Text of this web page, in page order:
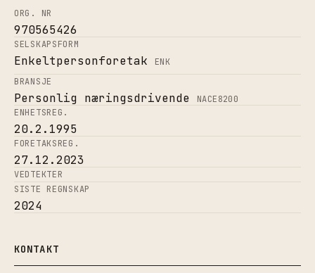
ORG. NR
970565426
SELSKAPSFORM
Enkeltpersonforetak
ENK
BRANSJE
Personlig næringsdrivende NACE8200
ENHETSREG.
20.2.1995
FORETAKSREG.
27.12.2023
VEDTEKTER
SISTE REGNSKAP
2024
KONTAKT